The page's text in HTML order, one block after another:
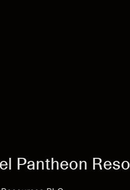
Pantheon